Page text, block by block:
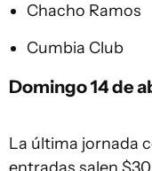
Chacho Ramos
Cumbia Club
Domingo 14 de
La última jornada